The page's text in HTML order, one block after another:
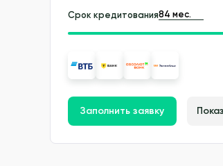
Срок кредитования
Заполнить заявку